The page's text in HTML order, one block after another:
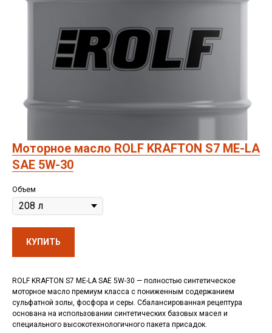
Моторное масло ROLF KRAFTON S7 ME-LA
SAE 5W-30
Объем
КУПИТЬ
ROLF KRAFTON S7 ME-LA SAE 5W-30 — полностью синтетическое
моторное масло премиум класса с пониженным содержанием
сульфатной золы, фосфора и серы. Сбалансированная рецептура
основана на использовании синтетических базовых масел и
специального высокотехнологичного пакета присадок.